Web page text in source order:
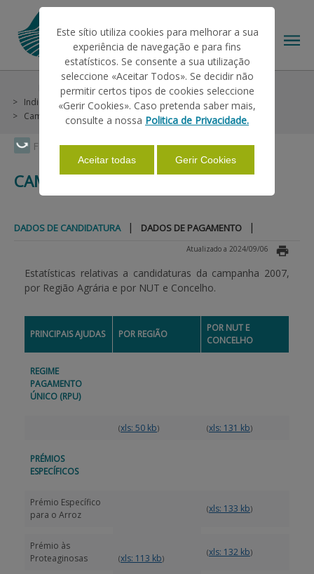
Faça Swipe para ver o menu
O IFAP
AJUDAS/APOIOS
INFORMAÇÕES
PAGAMENTOS
APOIO AO BENEFICIÁRIO
Entrar / Registar
Estatísticas
Candidaturas do Pedido Único
Indicadores de Campanha
Campanhas 2007 a 2014
Campanha 2007
Dados de Candidatura
CAMPANHA 2007
DADOS DE CANDIDATURA | DADOS DE PAGAMENTO |
Atualizado a 2024/09/06
Estatísticas relativas a candidaturas da campanha 2007,
por Região Agrária e por NUT e Concelho.
PRINCIPAIS AJUDAS POR REGIÃO
POR NUT E
CONCELHO
REGIME
PAGAMENTO
ÚNICO (RPU)
(xls: 50 kb) (xls: 131 kb)
PRÉMIOS
ESPECÍFICOS
Prémio Específico
para o Arroz
(xls: 113 kb)
(xls: 133 kb)
Prémio às
Proteaginosas
(xls: 132 kb)
Este sítio utiliza cookies para melhorar a sua
experiência de navegação e para fins
estatísticos. Se consente a sua utilização
seleccione «Aceitar Todos». Se decidir não
permitir certos tipos de cookies seleccione
«Gerir Cookies». Caso pretenda saber mais,
consulte a nossa Politica de Privacidade.
Aceitar todas Gerir Cookies